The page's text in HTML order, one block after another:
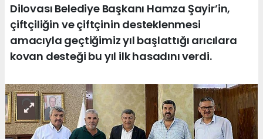
Dilovası Belediye Başkanı Hamza Şayir’in,
çiftçiliğin ve çiftçinin desteklenmesi
amacıyla geçtiğimiz yıl başlattığı arıcılara
kovan desteği bu yıl ilk hasadını verdi.